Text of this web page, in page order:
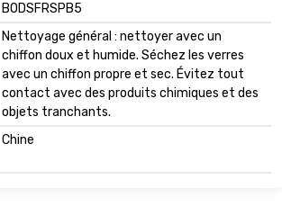
B0DSFRSPB5
Nettoyage général : nettoyer avec un
chiffon doux et humide. Séchez les verres
avec un chiffon propre et sec. Évitez tout
contact avec des produits chimiques et des
objets tranchants.
Chine